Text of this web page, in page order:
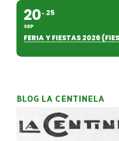
20
SEP
25
FERIA Y FIESTAS 2026
BLOG LA CENTINELA